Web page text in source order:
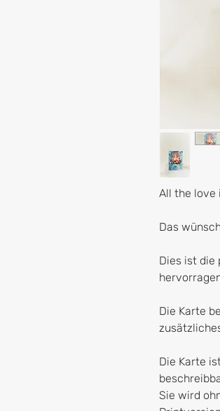
All the love
Das
Dies ist die
Die Karte
Die Karte
Sie wird